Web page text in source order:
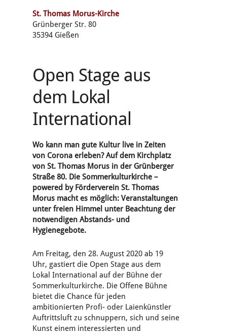
St. Thomas Morus-Kirche
Grünberger Str. 80
35394 Gießen
Open Stage aus
dem Lokal
International
Wo kann man gute Kultur live in Zeiten
von Corona erleben? Auf dem Kirchplatz
von St. Thomas Morus in der Grünberger
Straße 80. Die Sommerkulturkirche –
powered by Förderverein St. Thomas
Morus macht es möglich: Veranstaltungen
unter freien Himmel unter Beachtung der
notwendigen Abstands- und
Hygienegebote.
Am Freitag, den 28. August 2020 ab 19
Uhr, gastiert die Open Stage aus dem
Lokal International auf der Bühne der
Sommerkulturkirche. Die Offene Bühne
bietet die Chance für jeden
ambitionierten Profi- oder Laienkünstler
Auftrittsluft zu schnuppern, sich und seine
Kunst einem interessierten und